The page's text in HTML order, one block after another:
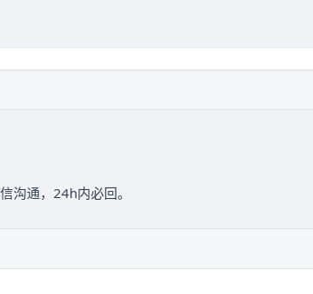
沟通，24h内必回。